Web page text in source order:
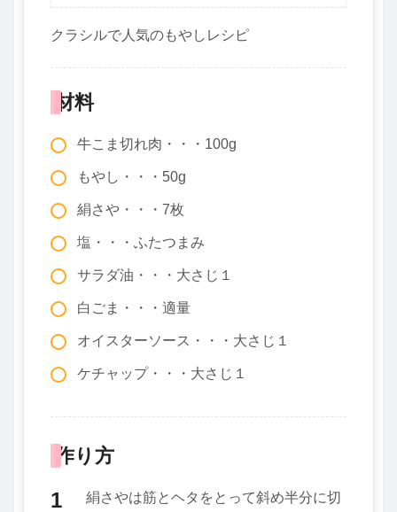
クラシルで人気のもやしレシピ
材料
牛こま切れ肉・・・100g
もやし・・・50g
絹さや・・・7枚
塩・・・ふたつまみ
サラダ油・・・大さじ１
白ごま・・・適量
オイスターソース・・・大さじ１
ケチャップ・・・大さじ１
作り方
絹さやは筋とヘタをとって斜め半分に切